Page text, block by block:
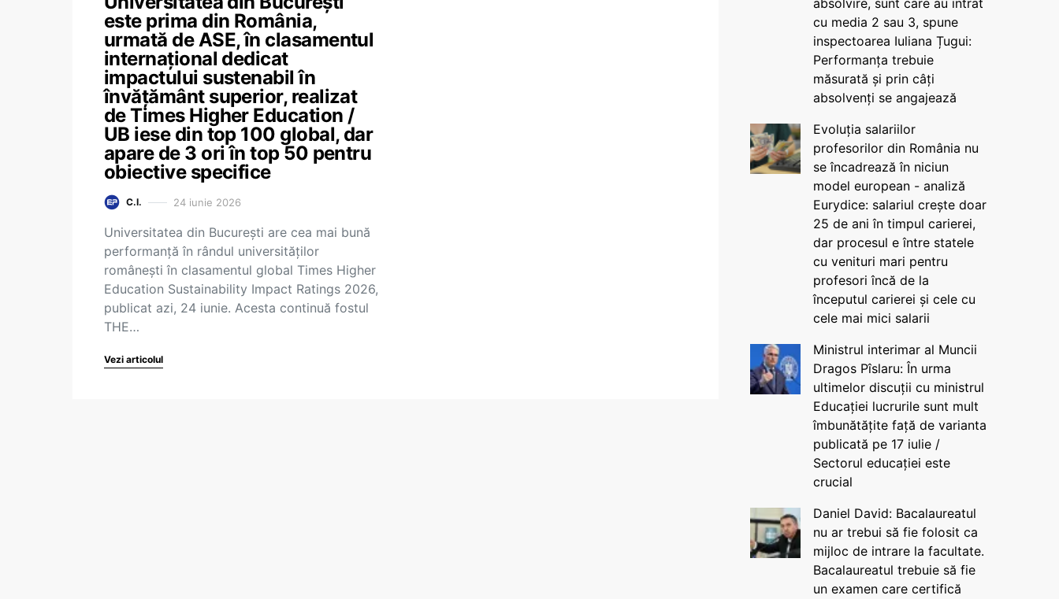
este prima din România,
urmată de ASE, în clasamentul
internațional dedicat
impactului sustenabil în
învățământ superior, realizat
de Times Higher Education /
UB iese din top 100 global, dar
apare de 3 ori în top 50 pentru
obiective specifice
C.I. 24 iunie 2026
Universitatea din București are cea mai bună
performanță în rândul universităților
românești în clasamentul global Times Higher
Education Sustainability Impact Ratings 2026,
publicat azi, 24 iunie. Acesta continuă fostul
THE…
Vezi articolul
absolvire, sunt care au intrat
cu media 2 sau 3, spune
inspectoarea Iuliana Țugui:
Performanța trebuie
măsurată și prin câți
absolvenți se angajează
Evoluția salariilor
profesorilor din România nu
se încadrează în niciun
model european - analiză
Eurydice: salariul crește doar
25 de ani în timpul carierei,
dar procesul e între statele
cu venituri mari pentru
profesori încă de la
începutul carierei și cele cu
cele mai mici salarii
Ministrul interimar al Muncii
Dragos Pîslaru: În urma
ultimelor discuții cu ministrul
Educației lucrurile sunt mult
îmbunătățite față de varianta
publicată pe 17 iulie /
Sectorul educației este
crucial
Daniel David: Bacalaureatul
nu ar trebui să fie folosit ca
mijloc de intrare la facultate.
Bacalaureatul trebuie să fie
un examen care certifică